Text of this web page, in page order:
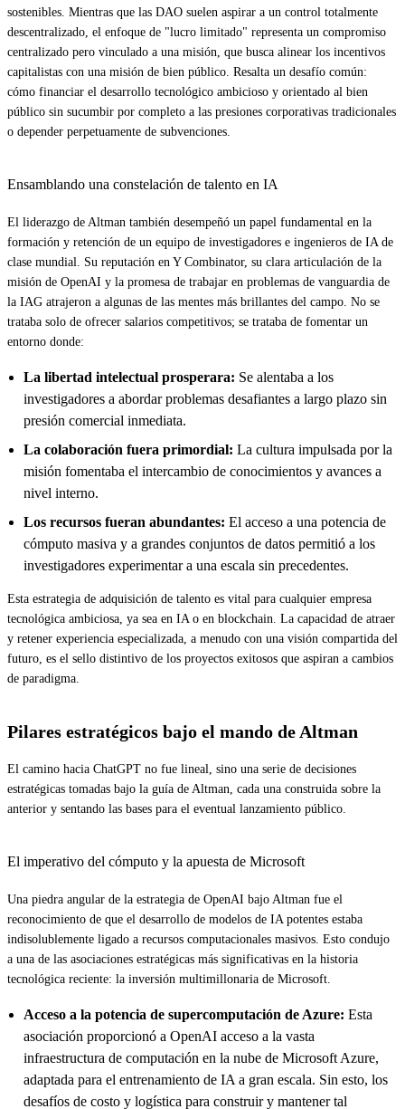
sostenibles. Mientras que las DAO suelen aspirar a un control totalmente
descentralizado, el enfoque de "lucro limitado" representa un compromiso
centralizado pero vinculado a una misión, que busca alinear los incentivos
capitalistas con una misión de bien público. Resalta un desafío común:
cómo financiar el desarrollo tecnológico ambicioso y orientado al bien
público sin sucumbir por completo a las presiones corporativas tradicionales
o depender perpetuamente de subvenciones.
Ensamblando una constelación de talento en IA
El liderazgo de Altman también desempeñó un papel fundamental en la
formación y retención de un equipo de investigadores e ingenieros de IA de
clase mundial. Su reputación en Y Combinator, su clara articulación de la
misión de OpenAI y la promesa de trabajar en problemas de vanguardia de
la IAG atrajeron a algunas de las mentes más brillantes del campo. No se
trataba solo de ofrecer salarios competitivos; se trataba de fomentar un
entorno donde:
La libertad intelectual prosperara: Se alentaba a los
investigadores a abordar problemas desafiantes a largo plazo sin
presión comercial inmediata.
La colaboración fuera primordial: La cultura impulsada por la
misión fomentaba el intercambio de conocimientos y avances a
nivel interno.
Los recursos fueran abundantes: El acceso a una potencia de
cómputo masiva y a grandes conjuntos de datos permitió a los
investigadores experimentar a una escala sin precedentes.
Esta estrategia de adquisición de talento es vital para cualquier empresa
tecnológica ambiciosa, ya sea en IA o en blockchain. La capacidad de atraer
y retener experiencia especializada, a menudo con una visión compartida del
futuro, es el sello distintivo de los proyectos exitosos que aspiran a cambios
de paradigma.
Pilares estratégicos bajo el mando de Altman
El camino hacia ChatGPT no fue lineal, sino una serie de decisiones
estratégicas tomadas bajo la guía de Altman, cada una construida sobre la
anterior y sentando las bases para el eventual lanzamiento público.
El imperativo del cómputo y la apuesta de Microsoft
Una piedra angular de la estrategia de OpenAI bajo Altman fue el
reconocimiento de que el desarrollo de modelos de IA potentes estaba
indisolublemente ligado a recursos computacionales masivos. Esto condujo
a una de las asociaciones estratégicas más significativas en la historia
tecnológica reciente: la inversión multimillonaria de Microsoft.
Acceso a la potencia de supercomputación de Azure: Esta
asociación proporcionó a OpenAI acceso a la vasta
infraestructura de computación en la nube de Microsoft Azure,
adaptada para el entrenamiento de IA a gran escala. Sin esto, los
desafíos de costo y logística para construir y mantener tal